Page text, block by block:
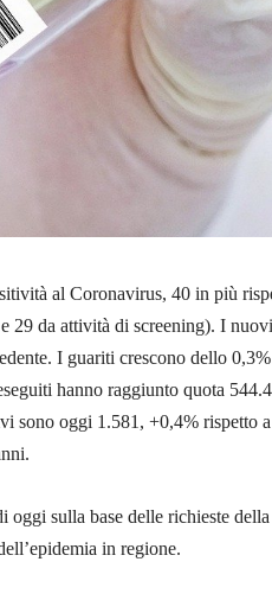
al Coronavirus, 40 in più
29 da attività di screening). I
I guariti crescono dello
hanno raggiunto quota
sono oggi 1.581, +0,4% rispetto
oggi sulla base delle richieste
in regione.